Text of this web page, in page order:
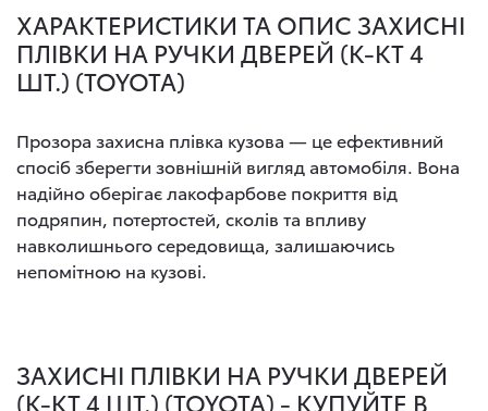
ХАРАКТЕРИСТИКИ ТА ОПИС ЗАХИСНІ
ПЛІВКИ НА РУЧКИ ДВЕРЕЙ (К-КТ 4
ШТ.) (TOYOTA)
Прозора захисна плівка кузова — це ефективний
спосіб зберегти зовнішній вигляд автомобіля. Вона
надійно оберігає лакофарбове покриття від
подряпин, потертостей, сколів та впливу
навколишнього середовища, залишаючись
непомітною на кузові.
ЗАХИСНІ ПЛІВКИ НА РУЧКИ ДВЕРЕЙ
(К-КТ 4 ШТ.) (TOYOTA) - КУПУЙТЕ В